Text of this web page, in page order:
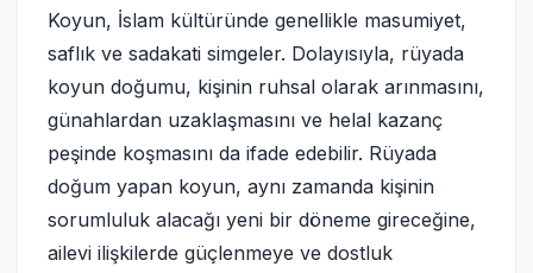
Koyun, İslam kültüründe genellikle masumiyet,
saflık ve sadakati simgeler. Dolayısıyla, rüyada
koyun doğumu, kişinin ruhsal olarak arınmasını,
günahlardan uzaklaşmasını ve helal kazanç
peşinde koşmasını da ifade edebilir. Rüyada
doğum yapan koyun, aynı zamanda kişinin
sorumluluk alacağı yeni bir döneme gireceğine,
ailevi ilişkilerde güçlenmeye ve dostluk